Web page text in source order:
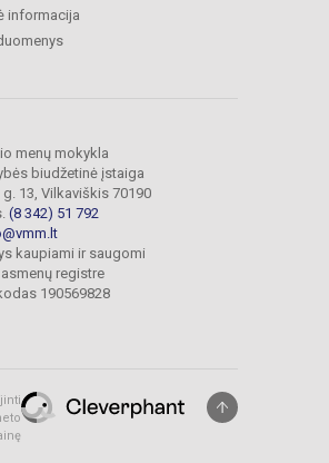
informacija
menų mokykla
biudžetinė įstaiga
13, Vilkaviškis 70190
(8 342) 51 792
kaupiami ir saugomi
registre
190569828